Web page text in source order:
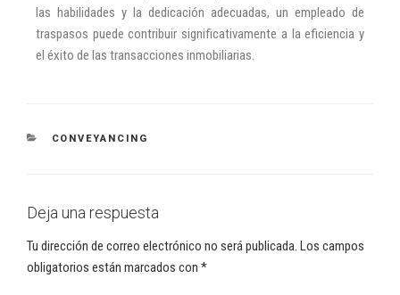
las habilidades y la dedicación adecuadas, un empleado de
traspasos puede contribuir significativamente a la eficiencia y
el éxito de las transacciones inmobiliarias.
CONVEYANCING
Deja una respuesta
Tu dirección de correo electrónico no será publicada. Los campos
obligatorios están marcados con *